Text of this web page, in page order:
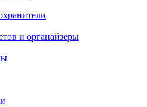
и органайзеры